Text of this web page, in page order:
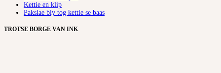
Kettie en klip
Pakslae bly tog kettie se baas
TROTSE BORGE VAN INK